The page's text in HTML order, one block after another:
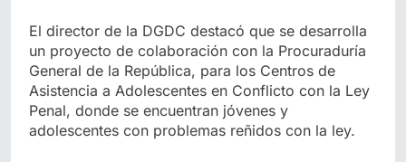
El director de la DGDC destacó que se desarrolla
un proyecto de colaboración con la Procuraduría
General de la República, para los Centros de
Asistencia a Adolescentes en Conflicto con la Ley
Penal, donde se encuentran jóvenes y
adolescentes con problemas reñidos con la ley.